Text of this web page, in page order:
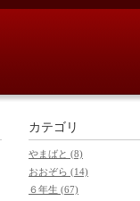
カテゴリ
やまばと (8)
おおぞら (14)
６年生 (67)